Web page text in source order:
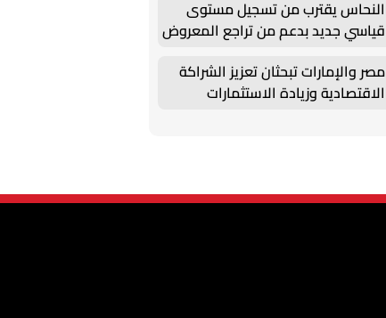
النحاس يقترب من تسجيل مستوى
قياسي جديد بدعم من تراجع المعروض
مصر والإمارات تبحثان تعزيز الشراكة
الاقتصادية وزيادة الاستثمارات